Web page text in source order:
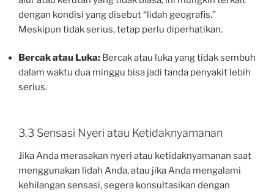
dengan kondisi yang disebut “lidah geografis.”
Meskipun tidak serius, tetap perlu diperhatikan.
Bercak atau Luka: Bercak atau luka yang tidak sembuh
dalam waktu dua minggu bisa jadi tanda penyakit lebih
serius.
3.3 Sensasi Nyeri atau Ketidaknyamanan
Jika Anda merasakan nyeri atau ketidaknyamanan saat
menggunakan lidah Anda, atau jika Anda mengalami
kehilangan sensasi, segera konsultasikan dengan